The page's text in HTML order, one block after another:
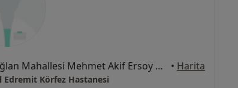
Eroğlan Mahallesi Mehmet Akif Ersoy Caddesi No:1, Edremit • Harita
Edremit Körfez Hastanesi